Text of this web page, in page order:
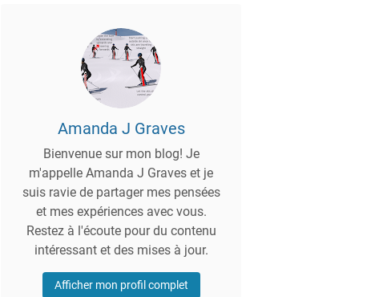
Amanda J Graves
Bienvenue sur mon blog! Je
m'appelle Amanda J Graves et je
suis ravie de partager mes pensées
et mes expériences avec vous.
Restez à l'écoute pour du contenu
intéressant et des mises à jour.
Afficher mon profil complet